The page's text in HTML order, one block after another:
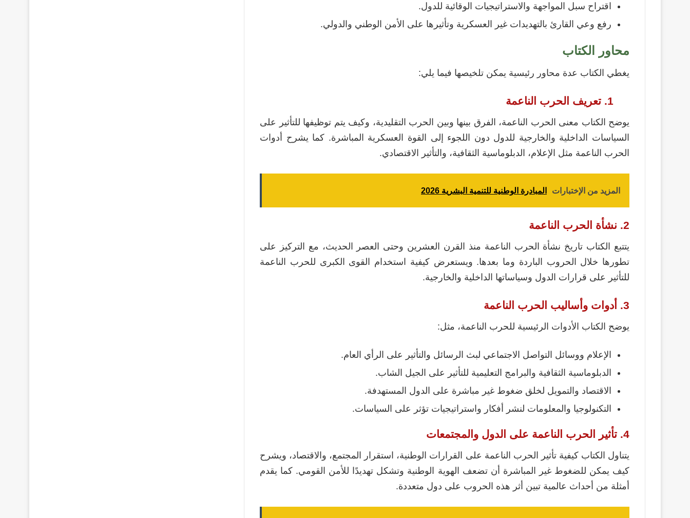
اقتراح سبل المواجهة والاستراتيجيات الوقائية للدول.
رفع وعي القارئ بالتهديدات غير العسكرية وتأثيرها على الأمن الوطني والدولي.
محاور الكتاب
يغطي الكتاب عدة محاور رئيسية يمكن تلخيصها فيما يلي:
1. تعريف الحرب الناعمة
يوضح الكتاب معنى الحرب الناعمة، الفرق بينها وبين الحرب التقليدية، وكيف يتم توظيفها للتأثير على
السياسات الداخلية والخارجية للدول دون اللجوء إلى القوة العسكرية المباشرة. كما يشرح أدوات
الحرب الناعمة مثل الإعلام، الدبلوماسية الثقافية، والتأثير الاقتصادي.
المزيد من الإختبارات المبادرة الوطنية للتنمية البشرية 2026
2. نشأة الحرب الناعمة
يتتبع الكتاب تاريخ نشأة الحرب الناعمة منذ القرن العشرين وحتى العصر الحديث، مع التركيز على
تطورها خلال الحروب الباردة وما بعدها. ويستعرض كيفية استخدام القوى الكبرى للحرب الناعمة
للتأثير على قرارات الدول وسياساتها الداخلية والخارجية.
3. أدوات وأساليب الحرب الناعمة
يوضح الكتاب الأدوات الرئيسية للحرب الناعمة، مثل:
الإعلام ووسائل التواصل الاجتماعي لبث الرسائل والتأثير على الرأي العام.
الدبلوماسية الثقافية والبرامج التعليمية للتأثير على الجيل الشاب.
الاقتصاد والتمويل لخلق ضغوط غير مباشرة على الدول المستهدفة.
التكنولوجيا والمعلومات لنشر أفكار واستراتيجيات تؤثر على السياسات.
4. تأثير الحرب الناعمة على الدول والمجتمعات
يتناول الكتاب كيفية تأثير الحرب الناعمة على القرارات الوطنية، استقرار المجتمع، والاقتصاد، ويشرح
كيف يمكن للضغوط غير المباشرة أن تضعف الهوية الوطنية وتشكل تهديدًا للأمن القومي. كما يقدم
أمثلة من أحداث عالمية تبين أثر هذه الحروب على دول متعددة.